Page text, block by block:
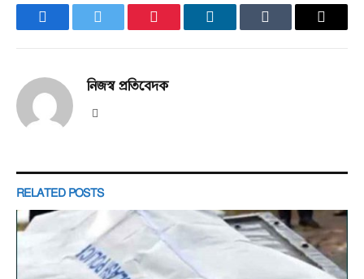
FacebookTwitter PinterestLinkedInTumblr Email
নিজস্ব প্রতিবেদক
RELATED POSTS